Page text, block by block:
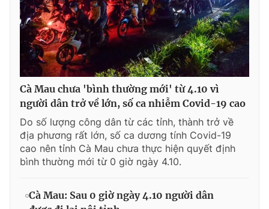
Cà Mau chưa 'bình thường mới' từ 4.10 vì
người dân trở về lớn, số ca nhiễm Covid-19 cao
Do số lượng công dân từ các tỉnh, thành trở về
địa phương rất lớn, số ca dương tính Covid-19
cao nên tỉnh Cà Mau chưa thực hiện quyết định
bình thường mới từ 0 giờ ngày 4.10.
Cà Mau: Sau 0 giờ ngày 4.10 người dân